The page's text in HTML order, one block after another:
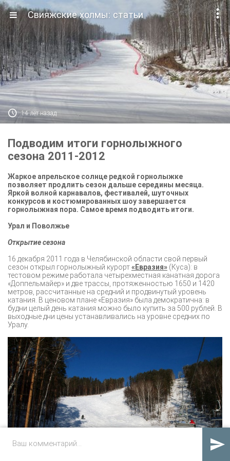

Свияжские холмы: статьи
 14 лет назад
Подводим итоги горнолыжного
сезона 2011-2012
Жаркое апрельское солнце редкой горнолыжке
позволяет продлить сезон дальше середины месяца.
Яркой волной карнавалов, фестивалей, шуточных
конкурсов и костюмированных шоу завершается
горнолыжная пора. Самое время подводить итоги.
Урал и Поволжье
Открытие сезона
16 декабря 2011 года в Челябинской области свой первый
сезон открыл горнолыжный курорт«Евразия» (Куса): в
тестовом режиме работала четырехместная канатная дорога
«Доппельмайер» и две трассы, протяженностью 1650 и 1420
метров, рассчитанные на средний и продвинутый уровень
катания. В ценовом плане «Евразия» была демократична: в
будни целый день катания можно было купить за 500 рублей. В
выходные дни цены устанавливались на уровне средних по
Уралу.
